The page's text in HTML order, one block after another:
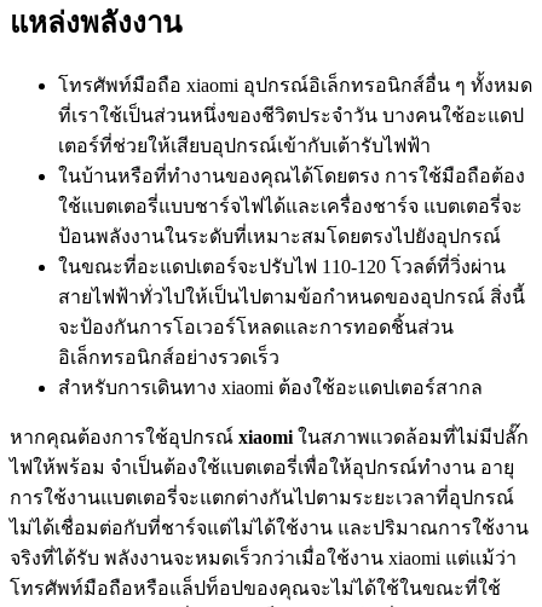
แหล่งพลังงาน
โทรศัพท์มือถือ xiaomi อุปกรณ์อิเล็กทรอนิกส์อื่น ๆ ทั้งหมด
ที่เราใช้เป็นส่วนหนึ่งของชีวิตประจำวัน บางคนใช้อะแดป
เตอร์ที่ช่วยให้เสียบอุปกรณ์เข้ากับเต้ารับไฟฟ้า
ในบ้านหรือที่ทำงานของคุณได้โดยตรง การใช้มือถือต้อง
ใช้แบตเตอรี่แบบชาร์จไฟได้และเครื่องชาร์จ แบตเตอรี่จะ
ป้อนพลังงานในระดับที่เหมาะสมโดยตรงไปยังอุปกรณ์
ในขณะที่อะแดปเตอร์จะปรับไฟ 110-120 โวลต์ที่วิ่งผ่าน
สายไฟฟ้าทั่วไปให้เป็นไปตามข้อกำหนดของอุปกรณ์ สิ่งนี้
จะป้องกันการโอเวอร์โหลดและการทอดชิ้นส่วน
อิเล็กทรอนิกส์อย่างรวดเร็ว
สำหรับการเดินทาง xiaomi ต้องใช้อะแดปเตอร์สากล
หากคุณต้องการใช้อุปกรณ์ xiaomi ในสภาพแวดล้อมที่ไม่มีปลั๊ก
ไฟให้พร้อม จำเป็นต้องใช้แบตเตอรี่เพื่อให้อุปกรณ์ทำงาน อายุ
การใช้งานแบตเตอรี่จะแตกต่างกันไปตามระยะเวลาที่อุปกรณ์
ไม่ได้เชื่อมต่อกับที่ชาร์จแต่ไม่ได้ใช้งาน และปริมาณการใช้งาน
จริงที่ได้รับ พลังงานจะหมดเร็วกว่าเมื่อใช้งาน xiaomi แต่แม้ว่า
โทรศัพท์มือถือหรือแล็ปท็อปของคุณจะไม่ได้ใช้ในขณะที่ใช้